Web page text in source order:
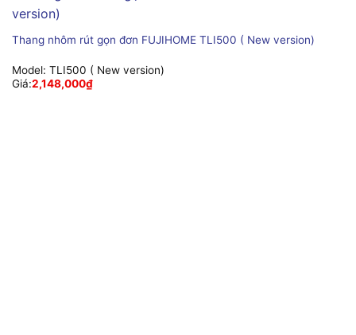
Thang nhôm rút gọn đơn FUJIHOME TLI500 ( New version)
Model: TLI500 ( New version)
Giá:2,148,000₫